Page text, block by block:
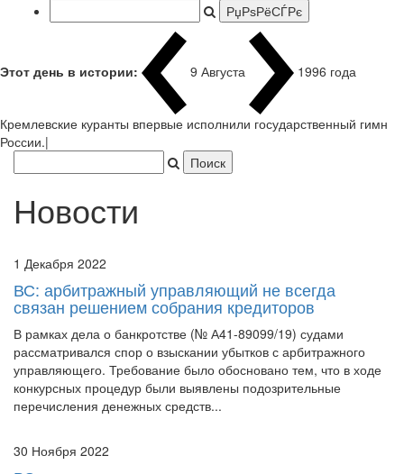
Этот день в истории: 9 Августа 1996 |
Новости
1 Декабря 2022
связан решением собрания кредиторов
В рамках дела о банкротстве (№ А41-89099/19) судами
рассматривался спор о взыскании убытков с арбитражного
управляющего. Требование было обосновано тем, что в ходе
конкурсных процедур были выявлены подозрительные
перечисления денежных средств...
30 Ноября 2022
сальдирования по правилам зачета